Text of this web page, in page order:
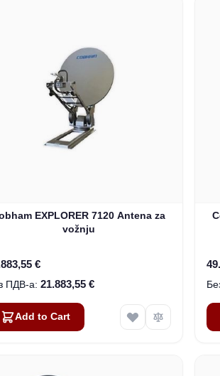
EXPLORER 7120 Antena za
vožnju
€
21.883,55 €
Add to Cart